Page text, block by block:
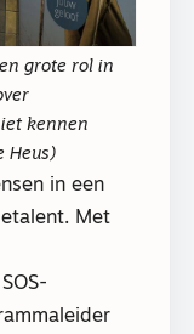
grote rol in
kennen
Heus)
in een
Met